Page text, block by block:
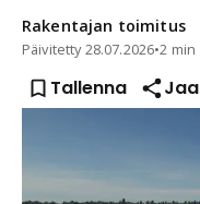
Rakentajan toimitus
Päivitetty28.07.2026•2 min
Tallenna Jaa